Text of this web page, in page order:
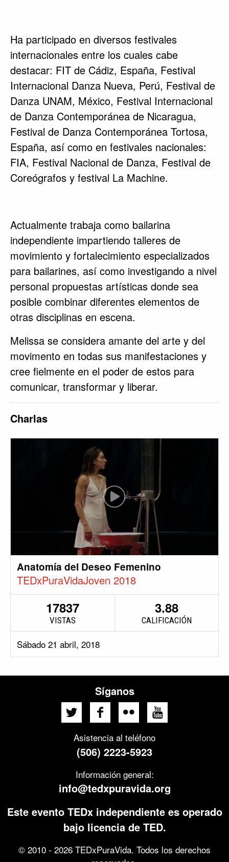
Ha participado en diversos festivales
internacionales entre los cuales cabe
destacar: FIT de Cádiz, España, Festival
Internacional Danza Nueva, Perú, Festival de
Danza UNAM, México, Festival Internacional
de Danza Contemporánea de Nicaragua,
Festival de Danza Contemporánea Tortosa,
España, así como en festivales nacionales:
FIA, Festival Nacional de Danza, Festival de
Coreógrafos y festival La Machine.
Actualmente trabaja como bailarina
independiente impartiendo talleres de
movimiento y fortalecimiento especializados
para bailarines, así como investigando a nivel
personal propuestas artísticas donde sea
posible combinar diferentes elementos de
otras disciplinas en escena.
Melissa se considera amante del arte y del
movimento en todas sus manifestaciones y
cree fielmente en el poder de estos para
comunicar, transformar y liberar.
Charlas
Anatomía del Deseo Femenino
TEDxPuraVidaJoven 2018
17837
VISTAS
3.88
CALIFICACIÓN
Sábado 21 abril, 2018
Síganos
Asistencia al teléfono
(506) 2223-5923
Información general:
info@tedxpuravida.org
Este evento TEDx independiente es operado
bajo licencia de TED.
© 2010 - 2026 TEDxPuraVida. Todos los derechos